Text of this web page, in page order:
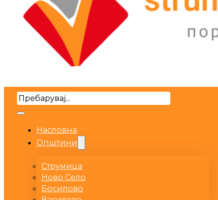
Search
Насловна
Општини
Струмица
Ново Село
Босилово